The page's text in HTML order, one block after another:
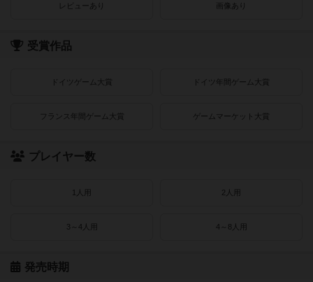
レビューあり 画像あり
受賞作品
ドイツゲーム大賞 ドイツ年間ゲーム大賞
フランス年間ゲーム大賞 ゲームマーケット大賞
プレイヤー数
1人用 2人用
3～4人用 4～8人用
発売時期